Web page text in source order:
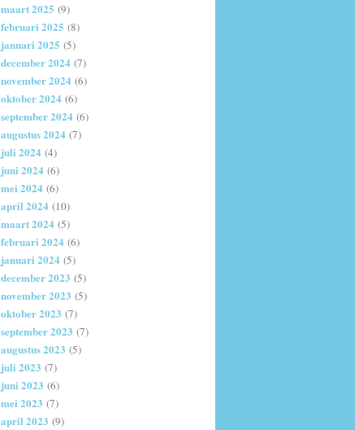
maart 2025 (9)
februari 2025 (8)
januari 2025 (5)
december 2024 (7)
november 2024 (6)
oktober 2024 (6)
september 2024 (6)
augustus 2024 (7)
juli 2024 (4)
juni 2024 (6)
mei 2024 (6)
april 2024 (10)
maart 2024 (5)
februari 2024 (6)
januari 2024 (5)
december 2023 (5)
november 2023 (5)
oktober 2023 (7)
september 2023 (7)
augustus 2023 (5)
juli 2023 (7)
juni 2023 (6)
mei 2023 (7)
april 2023 (9)